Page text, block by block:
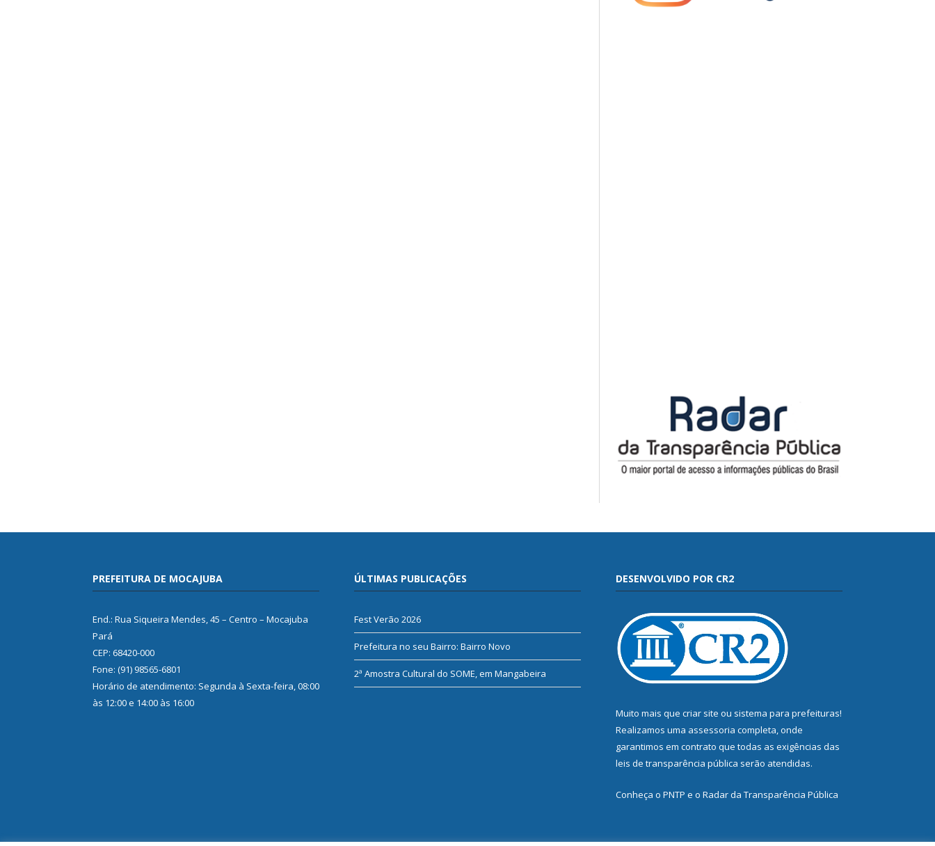
PREFEITURA DE MOCAJUBA
End.: Rua Siqueira Mendes, 45 – Centro – Mocajuba
Pará
CEP: 68420-000
Fone: (91) 98565-6801
Horário de atendimento: Segunda à Sexta-feira, 08:00
às 12:00 e 14:00 às 16:00
ÚLTIMAS PUBLICAÇÕES
Fest Verão 2026
Prefeitura no seu Bairro: Bairro Novo
2ª Amostra Cultural do SOME, em Mangabeira
DESENVOLVIDO POR CR2
Muito mais que criar site ou sistema para prefeituras!
Realizamos uma assessoria completa, onde
garantimos em contrato que todas as exigências das
leis de transparência pública serão atendidas.
Conheça o PNTP e o Radar da Transparência Pública